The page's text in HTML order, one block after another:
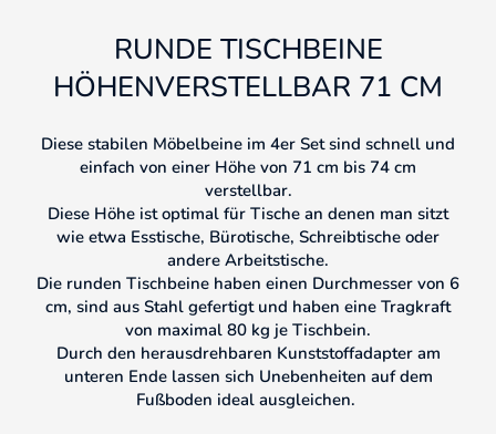
RUNDE TISCHBEINE
HÖHENVERSTELLBAR 71 CM
Diese stabilen Möbelbeine im 4er Set sind schnell und
einfach von einer Höhe von 71 cm bis 74 cm
verstellbar.
Diese Höhe ist optimal für Tische an denen man sitzt
wie etwa Esstische, Bürotische, Schreibtische oder
andere Arbeitstische.
Die runden Tischbeine haben einen Durchmesser von 6
cm, sind aus Stahl gefertigt und haben eine Tragkraft
von maximal 80 kg je Tischbein.
Durch den herausdrehbaren Kunststoffadapter am
unteren Ende lassen sich Unebenheiten auf dem
Fußboden ideal ausgleichen.